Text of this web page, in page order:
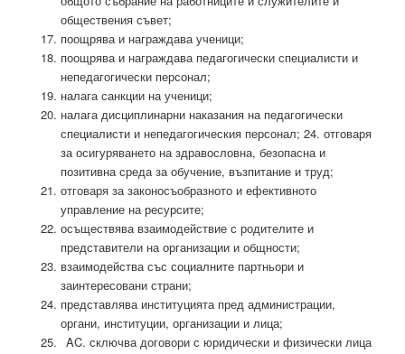
обществения съвет;
поощрява и награждава ученици;
поощрява и награждава педагогически специалисти и
непедагогически персонал;
налага санкции на ученици;
налага дисциплинарни наказания на педагогически
специалисти и непедагогическия персонал; 24. отговаря
за осигуряването на здравословна, безопасна и
позитивна среда за обучение, възпитание и труд;
отговаря за законосъобразното и ефективното
управление на ресурсите;
осъществява взаимодействие с родителите и
представители на организации и общности;
взаимодейства със социалните партньори и
заинтересовани страни;
представлява институцията пред администрации,
органи, институции, организации и лица;
сключва договори с юридически и физически лица